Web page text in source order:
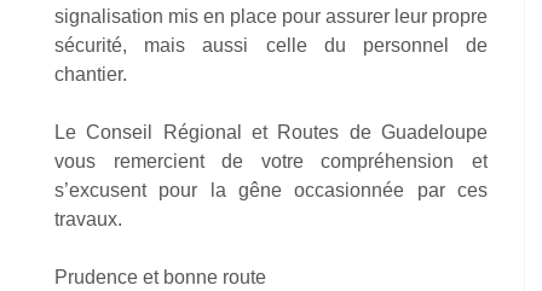
signalisation mis en place pour assurer leur propre
sécurité, mais aussi celle du personnel de
chantier.
Le Conseil Régional et Routes de Guadeloupe
vous remercient de votre compréhension et
s’excusent pour la gêne occasionnée par ces
travaux.
Prudence et bonne route